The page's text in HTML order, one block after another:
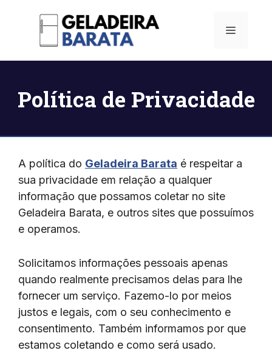
Menu
Política de Privacidade
A política do Geladeira Barata é respeitar a
sua privacidade em relação a qualquer
informação que possamos coletar no site
Geladeira Barata, e outros sites que possuímos
e operamos.
Solicitamos informações pessoais apenas
quando realmente precisamos delas para lhe
fornecer um serviço. Fazemo-lo por meios
justos e legais, com o seu conhecimento e
consentimento. Também informamos por que
estamos coletando e como será usado.